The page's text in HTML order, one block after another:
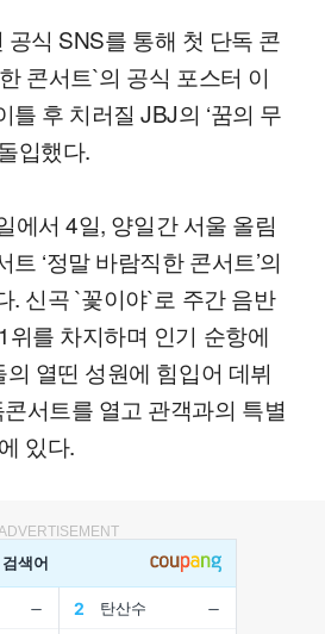
식 SNS를 통해 첫 단독 콘
콘서트`의 공식 포스터 이
틀 후 치러질 JBJ의 ‘꿈의 무
입했다.
에서 4일, 양일간 서울 올림
‘정말 바람직한 콘서트’의
. 신곡 `꽃이야`로 주간 음반
위를 차지하며 인기 순항에
열띤 성원에 힘입어 데뷔
서트를 열고 관객과의 특별
있다.